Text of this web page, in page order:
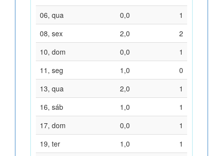
06, qua
0,0
1
08, sex
2,0
2
10, dom
0,0
1
11, seg
1,0
0
13, qua
2,0
1
16, sáb
1,0
1
17, dom
0,0
1
19, ter
1,0
1